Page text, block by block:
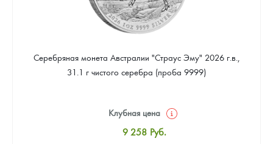
Серебряная монета Австралии "Страус Эму" 2026 г.в.,
31.1 г чистого серебра (проба 9999)
Клубная цена
9 258 Руб.